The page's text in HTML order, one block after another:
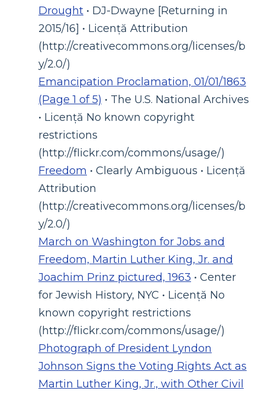
Drought • DJ-Dwayne [Returning in
2015/16] • Licență Attribution
(http://creativecommons.org/licenses/b
y/2.0/)
Emancipation Proclamation, 01/01/1863
(Page 1 of 5) • The U.S. National Archives
• Licență No known copyright
restrictions
(http://flickr.com/commons/usage/)
Freedom • Clearly Ambiguous • Licență
Attribution
(http://creativecommons.org/licenses/b
y/2.0/)
March on Washington for Jobs and
Freedom, Martin Luther King, Jr. and
Joachim Prinz pictured, 1963 • Center
for Jewish History, NYC • Licență No
known copyright restrictions
(http://flickr.com/commons/usage/)
Photograph of President Lyndon
Johnson Signs the Voting Rights Act as
Martin Luther King, Jr., with Other Civil